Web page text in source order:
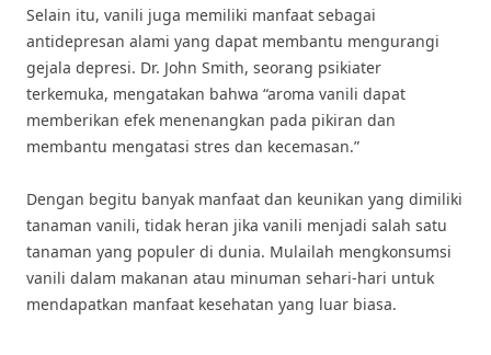
Selain itu, vanili juga memiliki manfaat sebagai
antidepresan alami yang dapat membantu mengurangi
gejala depresi. Dr. John Smith, seorang psikiater
terkemuka, mengatakan bahwa “aroma vanili dapat
memberikan efek menenangkan pada pikiran dan
membantu mengatasi stres dan kecemasan.”
Dengan begitu banyak manfaat dan keunikan yang dimiliki
tanaman vanili, tidak heran jika vanili menjadi salah satu
tanaman yang populer di dunia. Mulailah mengkonsumsi
vanili dalam makanan atau minuman sehari-hari untuk
mendapatkan manfaat kesehatan yang luar biasa.